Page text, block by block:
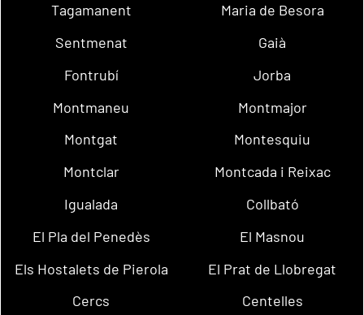
Tagamanent
Maria de Besora
Sentmenat
Gaià
Fontrubí
Jorba
Montmaneu
Montmajor
Montgat
Montesquiu
Montclar
Montcada i Reixac
Igualada
Collbató
El Pla del Penedès
El Masnou
Els Hostalets de Pierola
El Prat de Llobregat
Cercs
Centelles